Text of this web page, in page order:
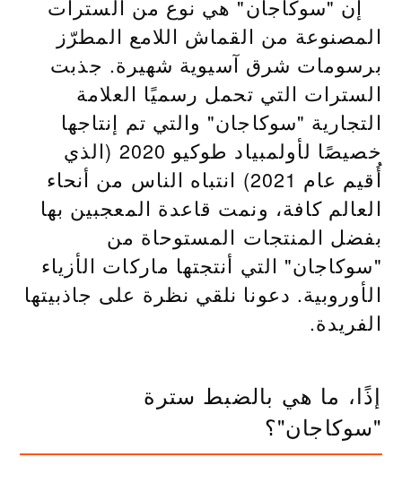
إن "سوكاجان" هي نوع من السترات
المصنوعة من القماش اللامع المطرّز
برسومات شرق آسيوية شهيرة. جذبت
السترات التي تحمل رسميًا العلامة
التجارية "سوكاجان" والتي تم إنتاجها
خصيصًا لأولمبياد طوكيو 2020 (الذي
أُقيم عام 2021) انتباه الناس من أنحاء
العالم كافة، ونمت قاعدة المعجبين بها
بفضل المنتجات المستوحاة من
"سوكاجان" التي أنتجتها ماركات الأزياء
الأوروبية. دعونا نلقي نظرة على جاذبيتها
الفريدة.
إذًا، ما هي بالضبط سترة
"سوكاجان"؟